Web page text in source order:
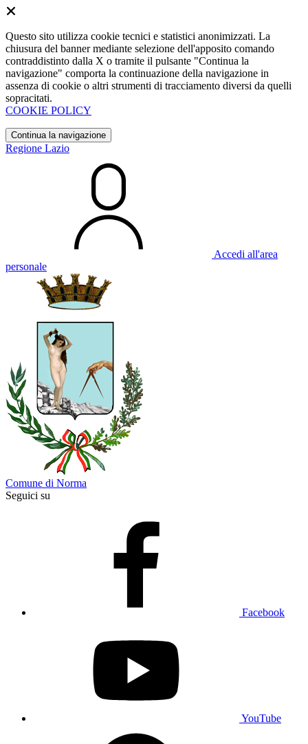
Questo sito utilizza cookie tecnici e statistici anonimizzati. La
chiusura del banner mediante selezione dell'apposito comando
contraddistinto dalla X o tramite il pulsante "Continua la
navigazione" comporta la continuazione della navigazione in
assenza di cookie o altri strumenti di tracciamento diversi da quelli
sopracitati.
COOKIE POLICY
Continua la navigazione
Regione Lazio
Accedi all'area
personale
Comune di Norma
Seguici su
Facebook
YouTube